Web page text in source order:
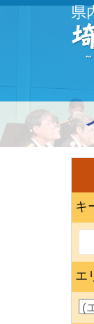
県
キ
エ